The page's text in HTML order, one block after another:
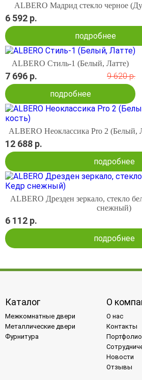
ALBERO Мадрид стекло черное
6 592 р.
подробнее
ALBERO Стиль-1 (Белый, Латте)
7 696 р.
9 620 р.
подробнее
ALBERO Неоклассика Pro 2 (Белый,
12 688 р.
подробнее
ALBERO Дрезден зеркало, стекло
снежный)
6 112 р.
подробнее
Каталог
Межкомнатные двери
Металлические двери
Фурнитура
О
О нас
Контакты
Портфолио
Новости
Отзывы